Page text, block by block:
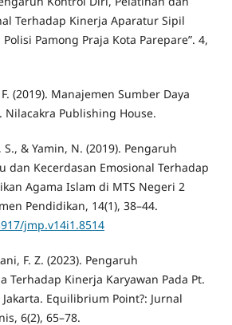
Terhadap Kinerja Aparatur Sipil
Pamong Praja Kota Parepare”. 4,
(2019). Manajemen Sumber Daya
Nilacakra Publishing House.
& Yamin, N. (2019). Pengaruh
dan Kecerdasan Emosional Terhadap
Agama Islam di MTS Negeri 2
Pendidikan, 14(1), 38–44.
jmp.v14i1.8514
F. Z. (2023). Pengaruh
Terhadap Kinerja Karyawan Pada Pt.
Equilibrium Point?: Jurnal
6(2), 65–78.